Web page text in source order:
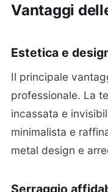
Vantaggi
Estetica e
Il principale
professionale. La
incassata e
minimalista e
metal design e